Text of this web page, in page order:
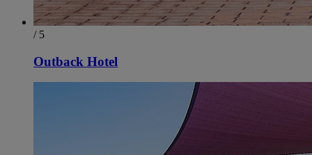
/ 5
Outback Hotel